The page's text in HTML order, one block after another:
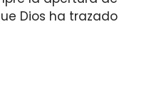
Dios ha trazado